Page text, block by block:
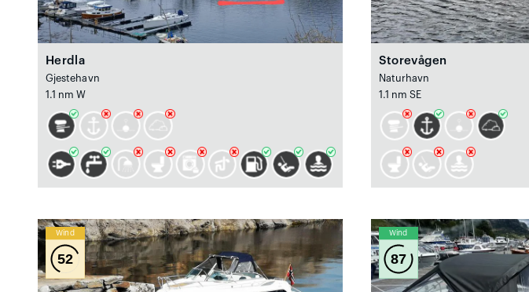
Herdla
Gjestehavn
1.1 nm W
Storevågen
Naturhavn
1.1 nm SE
Wind
52
Wind
87